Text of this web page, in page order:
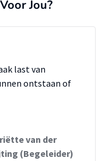
Jou?
last van
ontstaan of
van der
(Begeleider)